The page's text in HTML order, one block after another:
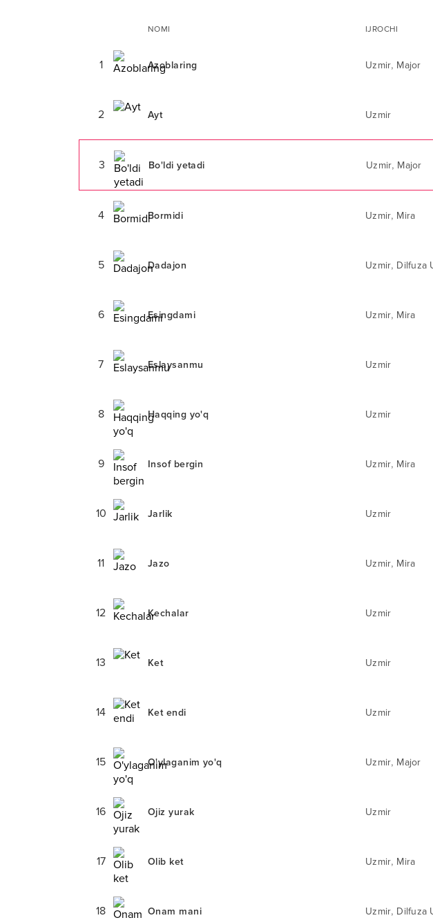
NOMI IJROCHI
1 Azoblaring Uzmir, Major
2 Ayt Uzmir
3 Bo'ldi yetadi Uzmir, Major
4 Bormidi Uzmir, Mira
5 Dadajon Uzmir, Dilfuza
6 Esingdami Uzmir, Mira
7 Eslaysanmu Uzmir
8 Haqqing yo'q Uzmir
9 Insof bergin Uzmir, Mira
10 Jarlik Uzmir
11 Jazo Uzmir, Mira
12 Kechalar Uzmir
13 Ket Uzmir
14 Ket endi Uzmir
15 O'ylaganim yo'q Uzmir, Major
16 Ojiz yurak Uzmir
17 Olib ket Uzmir, Mira
18 Onam mani Uzmir, Dilfuza